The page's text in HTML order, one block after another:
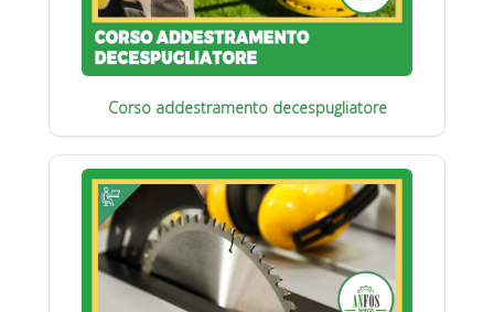
Corso addestramento decespugliatore